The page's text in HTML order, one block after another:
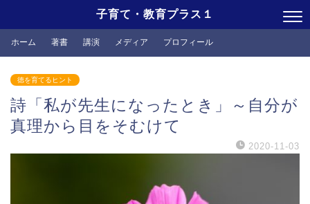
子育て・教育プラス１
ホーム 著書 講演 メディア プロフィール
徳を育てるヒント
詩「私が先生になったとき」～自分が
真理から目をそむけて
2020-11-03